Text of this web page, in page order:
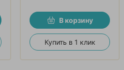
В корзину
Купить в 1 клик